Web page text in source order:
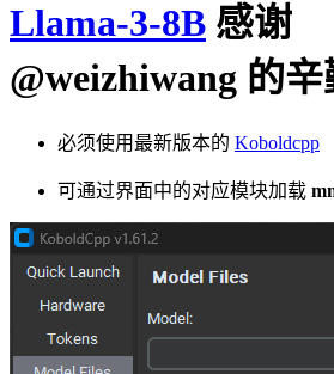
Llama-3-8B 感谢
@weizhiwang 的辛
必须使用最新版本的 Koboldcpp
可通过界面中的对应模块加载